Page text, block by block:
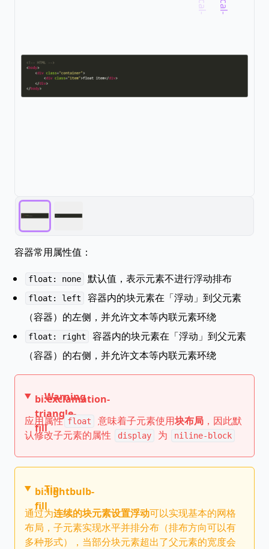
容器常用属性值：
float: none 默认值，表示元素不进行浮动排布
float: left
容器内的块元素在「浮动」到父元素
（容器）的左侧，并允许文本等内联元素环绕
float: right
容器内的块元素在「浮动」到父元素
（容器）的右侧，并允许文本等内联元素环绕
bi:exclamation-
triangle-
fill
Warning
应用属性 float 意味着子元素使用块布局 ，因此默
认修改子元素的属性
display 为 niline-block
bi:lightbulb-
fill
Tip
通过为连续的块元素设置浮动可以实现基本的网格
布局，子元素实现水平并排分布（排布方向可以有
多种形式），当部分块元素超出了父元素的宽度会